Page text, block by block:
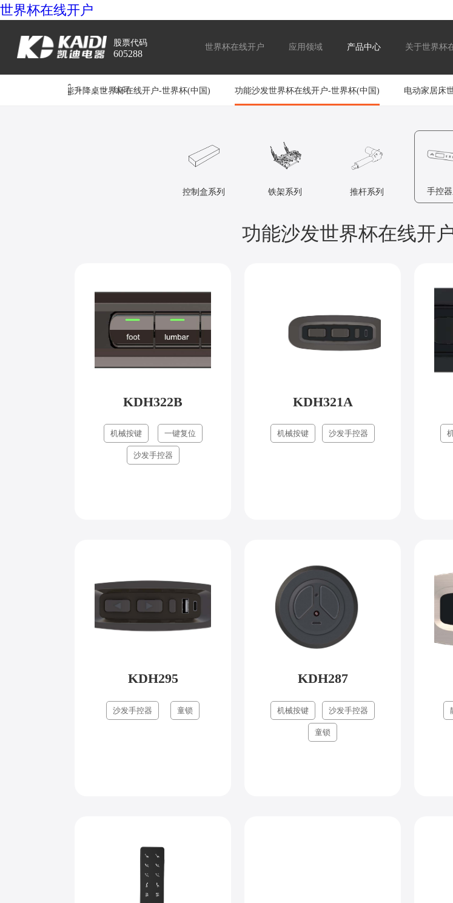
世界杯在线开户
股票代码
605288
世界杯在线开户 应用领域 产品中心 关于世界杯
> >
杯在
线开 电动家居床
功能沙发世界杯在线开户-世界杯(中国)
智能升降桌世界杯在线开户-世界杯(中国)
控制盒系列 铁架系列 推杆系列 手控器
功能沙发世界杯在线开
KDH322B
机械按键 一键复位
沙发手控器
KDH321A
机械按键 沙发手控器
KDH295
沙发手控器 童锁
KDH287
机械按键 沙发手控器
童锁